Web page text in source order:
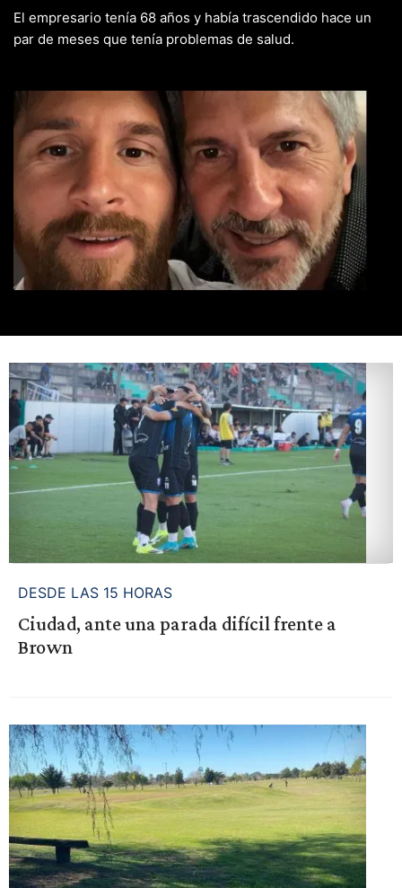
El empresario tenía 68 años y había trascendido hace un
par de meses que tenía problemas de salud.
DESDE LAS 15 HORAS
Ciudad, ante una parada difícil frente a
Brown